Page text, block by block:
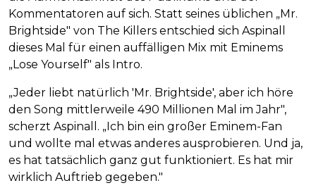
Kommentatoren auf sich. Statt seines üblichen „Mr.
Brightside" von The Killers entschied sich Aspinall
dieses Mal für einen auffälligen Mix mit Eminems
„Lose Yourself" als Intro.
„Jeder liebt natürlich 'Mr. Brightside', aber ich höre
den Song mittlerweile 490 Millionen Mal im Jahr",
scherzt Aspinall. „Ich bin ein großer Eminem-Fan
und wollte mal etwas anderes ausprobieren. Und ja,
es hat tatsächlich ganz gut funktioniert. Es hat mir
wirklich Auftrieb gegeben."